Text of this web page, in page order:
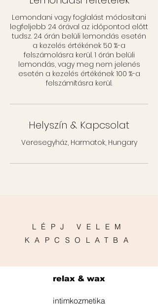
Lemondani vagy foglalást módosítani
legfeljebb 24 órával az időpontod előtt
tudsz. 24 órán belüli lemondás esetén
a kezelés értékének 50 %-a
felszámolásra kerül. 1 órán belüli
lemondás, vagy meg nem jelenés
esetén a kezelés értékének 100 %-a
felszámításra kerül.
Helyszín & Kapcsolat
Veresegyház, Harmatok, Hungary
LÉPJ VELEM
KAPCSOLATBA
relax & wax
intimkozmetika